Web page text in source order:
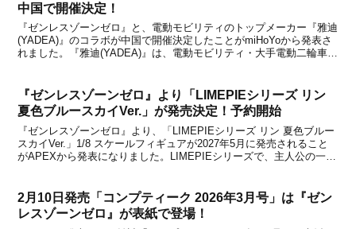
中国で開催決定！
『ゼンレスゾーンゼロ』と、電動モビリティのトップメーカー『雅迪
(YADEA)』のコラボが中国で開催決定したことがmiHoYoから発表さ
れました。『雅迪(YADEA)』は、電動モビリティ・大手電動二輪車の
『ゼンレスゾーンゼロ』より「LIMEPIEシリーズ リン
夏色ブルースカイVer.」が発売決定！予約開始
『ゼンレスゾーンゼロ』より、「LIMEPIEシリーズ リン 夏色ブルー
スカイVer.」1/8 スケールフィギュアが2027年5月に発売されること
がAPEXから発表になりました。LIMEPIEシリーズで、主人公の一人
2月10日発売「コンプティーク 2026年3月号」は『ゼン
レスゾーンゼロ』が表紙で登場！